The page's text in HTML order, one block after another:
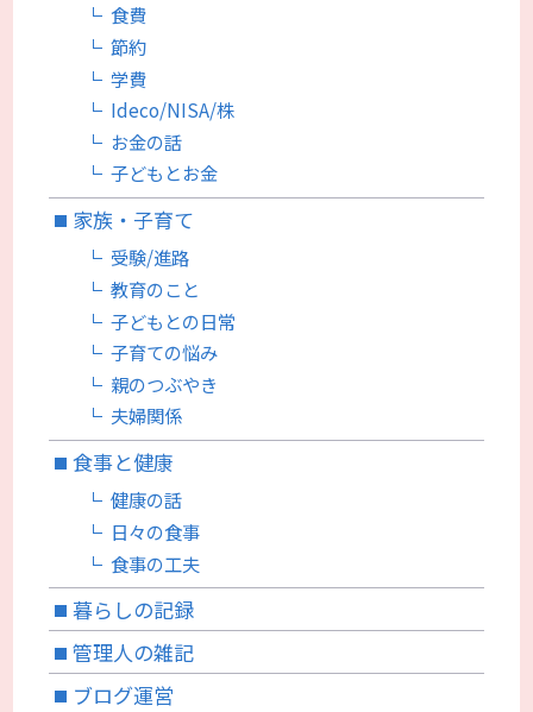
食費
節約
学費
Ideco/NISA/株
お金の話
子どもとお金
家族・子育て
受験/進路
教育のこと
子どもとの日常
子育ての悩み
親のつぶやき
夫婦関係
食事と健康
健康の話
日々の食事
食事の工夫
暮らしの記録
管理人の雑記
ブログ運営